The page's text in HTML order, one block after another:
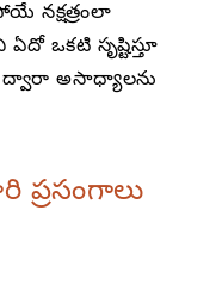
నక్షత్రంలా
ఒకటి సృష్టిస్తూ
ద్వారా అసాధ్యాలను